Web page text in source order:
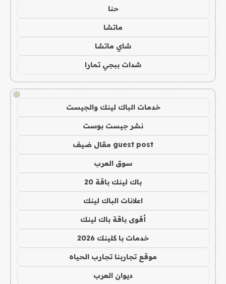
حنا
ماتشا
شاي ماتشا
شدات ببجي تمارا
!
خدمات الباك لينك والجيست
نشر جيست بوست
guest post مقال ضيف
سوق العرب
باك لينك باقة 20
اعلانات الباك لينك
أقوى باقة باك لينك
خدمات با كلينك 2026
موقع تجاربنا تجارب الحياه
ديوان العرب